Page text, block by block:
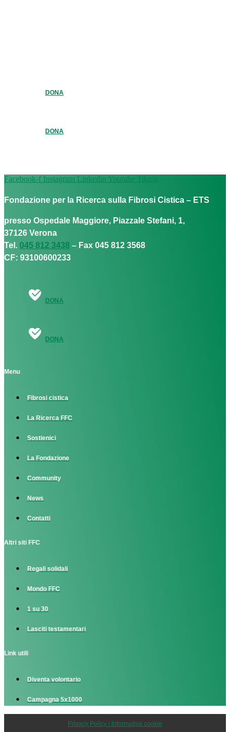
DONA
DONA
Facebook-f Instagram Linkedin Youtube Tiktok
Fondazione per la Ricerca sulla Fibrosi Cistica – ETS
presso Ospedale Maggiore, Piazzale Stefani, 1,
37126 Verona
Tel. 045 812 3438 – Fax 045 812 3568
CF: 93100600233
DONA
DONA
Menu
Fibrosi cistica
La Ricerca FFC
Sostienici
La Fondazione
Community
News
Contatti
Altri siti FFC
Regali solidali
Mondo FFC
1 su 30
Lasciti testamentari
Link utili
Diventa volontario
Campagna 5x1000
Privacy Policy | Informativa cookie